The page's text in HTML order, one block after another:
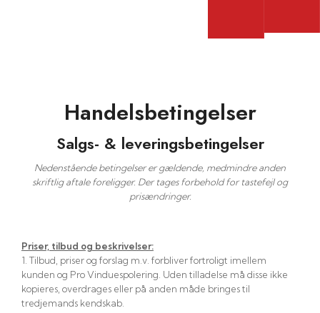
Handelsbetingelser​
Salgs- & leveringsbetingelser
Nedenstående betingelser er gældende, medmindre anden
skriftlig aftale foreligger. Der tages forbehold for tastefejl og
prisændringer.
Priser, tilbud og beskrivelser:
1. Tilbud, priser og forslag m.v. forbliver fortroligt imellem
kunden og Pro Vinduespolering. Uden tilladelse må disse ikke
kopieres, overdrages eller på anden måde bringes til
tredjemands kendskab.